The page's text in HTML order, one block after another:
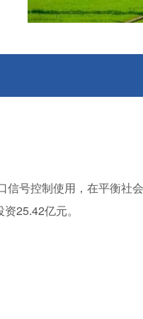
号控制使用，在平衡社
25.42亿元。